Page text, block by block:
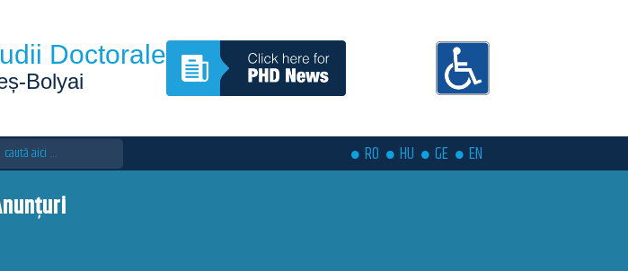
Doctorale
Bolyai
RO HU GE EN